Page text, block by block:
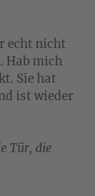
echt nicht
Hab mich
Sie hat
ist wieder
Tür, die